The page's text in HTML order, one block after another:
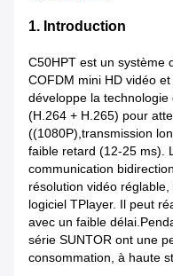
1. Introduction
C50HPT est un système
COFDM mini HD vidéo
développe la
(H.264 + H.265) pour
((1080P),transmission
faible retard (12-25 ms).
communication
résolution vidéo
logiciel TPlayer. Il peut
avec un faible
série SUNTOR ont une
consommation, à haute